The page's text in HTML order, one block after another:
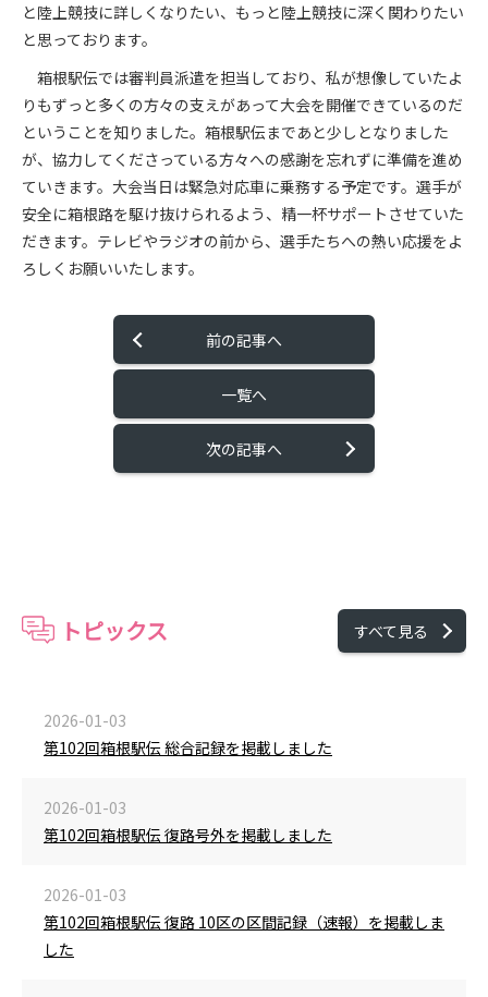
と陸上競技に詳しくなりたい、もっと陸上競技に深く関わりたい
と思っております。
箱根駅伝では審判員派遣を担当しており、私が想像していたよ
りもずっと多くの方々の支えがあって大会を開催できているのだ
ということを知りました。箱根駅伝まであと少しとなりました
が、協力してくださっている方々への感謝を忘れずに準備を進め
ていきます。大会当日は緊急対応車に乗務する予定です。選手が
安全に箱根路を駆け抜けられるよう、精一杯サポートさせていた
だきます。テレビやラジオの前から、選手たちへの熱い応援をよ
ろしくお願いいたします。
前の記事へ
一覧へ
次の記事へ
トピックス すべて見る
2026-01-03
第102回箱根駅伝 総合記録を掲載しました
2026-01-03
第102回箱根駅伝 復路号外を掲載しました
2026-01-03
第102回箱根駅伝 復路 10区の区間記録（速報）を掲載しま
した